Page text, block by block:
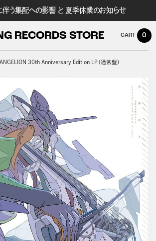
う集配への影響 と 夏季休業のお知らせ
RECORDS STORE 0
30th Anniversary Edition LP（通常盤）